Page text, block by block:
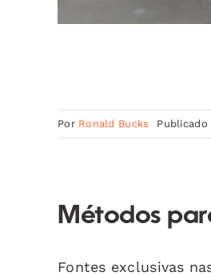
Por Ronald Bucks Publicado
Métodos
Fontes exclusivas